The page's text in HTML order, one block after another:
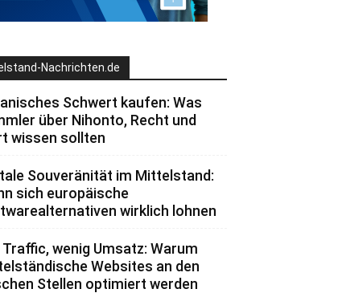
Nachrichten.de
Schwert kaufen: Was
über Nihonto, Recht und
wissen sollten
Souveränität im Mittelstand:
sich europäische
wirklich lohnen
Traffic, wenig Umsatz: Warum
Websites an den
Stellen optimiert werden